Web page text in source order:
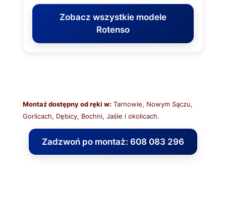
Zobacz wszystkie modele
Rotenso
Montaż dostępny od ręki w: Tarnowie, Nowym Sączu,
Gorlicach, Dębicy, Bochni, Jaśle i okolicach.
Zadzwoń po montaż: 608 083 296